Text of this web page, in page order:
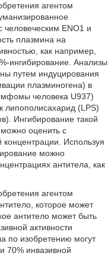
агентом
человеческим ENO1 и
плазмина на
как например,
ингибирование. Анализы
путем индуцирования
плазминогена) в
человека U937)
липополисахарид (LPS)
Ингибирование такой
оценить с
Используя
можно
антитела, как
агентом
которое может
антитело может быть
активности
по изобретению могут
70% инвазивной